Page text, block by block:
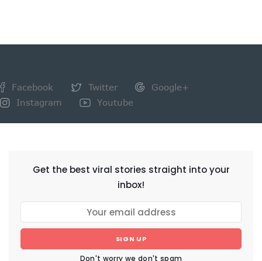
Facebook Twitter
Google+
Instagram
Youtube
Get the best viral stories straight into your
inbox!
SIGN UP
Don't worry we don't spam